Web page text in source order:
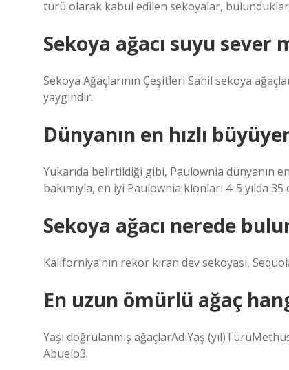
türü olarak kabul edilen sekoyalar,
Sekoya ağacı suyu sever
Sekoya Ağaçlarının Çeşitleri Sahil sekoya
yaygındır.
Dünyanın en hızlı
Yukarıda belirtildiği gibi, Paulownia dünyanın
bakımıyla, en iyi Paulownia klonları 4-5 yılda
Sekoya ağacı nerede
Kaliforniya’nın rekor kıran dev sekoyası,
En uzun ömürlü ağaç
Yaşı doğrulanmış ağaçlarAdıYaş
Abuelo3.